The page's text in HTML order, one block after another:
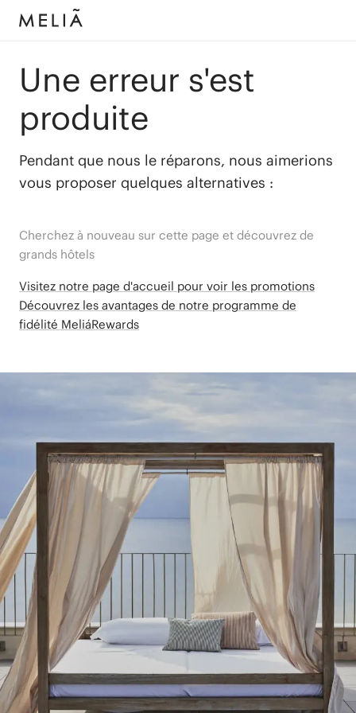
Une erreur s'est
produite
Pendant que nous le réparons, nous aimerions
vous proposer quelques alternatives :
Cherchez à nouveau sur cette page et découvrez de
grands hôtels
Visitez notre page d'accueil pour voir les promotions
Découvrez les avantages de notre programme de
fidélité MeliáRewards